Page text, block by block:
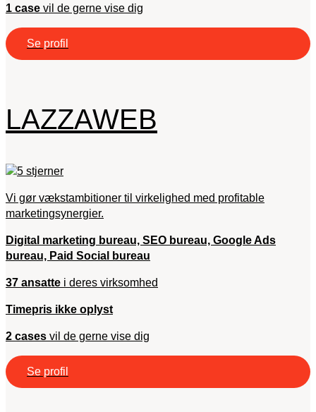
1 case vil de gerne vise dig
Se profil
LAZZAWEB
Vi gør vækstambitioner til virkelighed med profitable
marketingsynergier.
Digital marketing bureau, SEO bureau, Google Ads
bureau, Paid Social bureau
37 ansatte i deres virksomhed
Timepris ikke oplyst
2 cases vil de gerne vise dig
Se profil